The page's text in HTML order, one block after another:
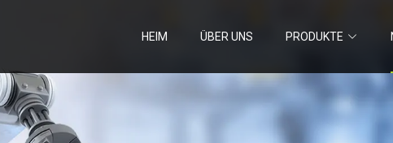
HEIM ÜBER UNS PRODUKTE